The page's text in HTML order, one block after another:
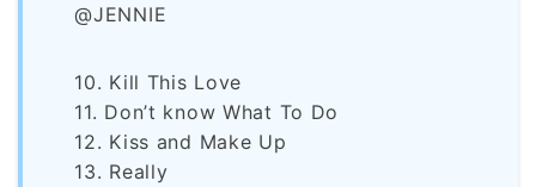
@JENNIE
10. Kill This Love
11. Don’t know What To Do
12. Kiss and Make Up
13. Really